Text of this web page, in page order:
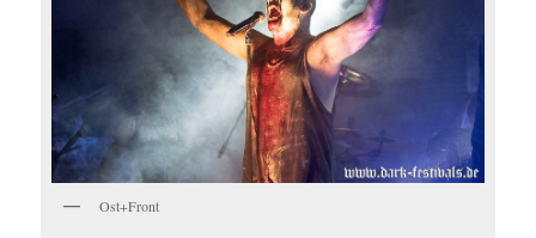
Ost+Front